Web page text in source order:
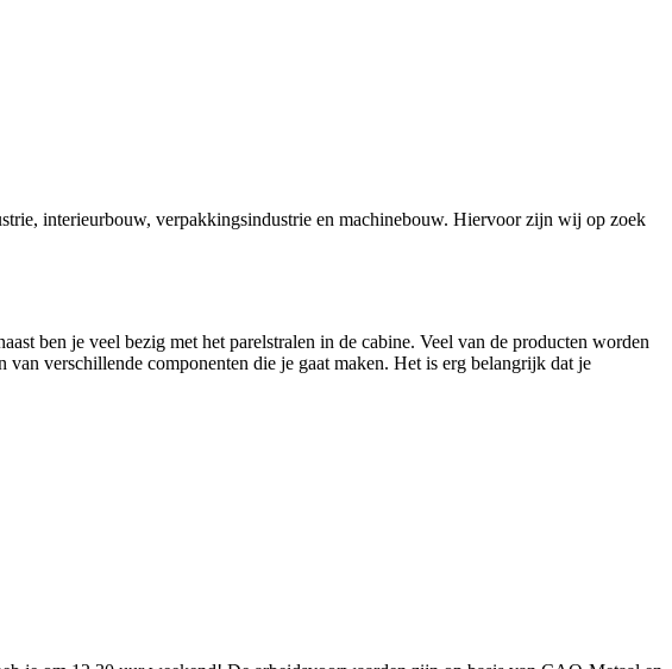
interieurbouw, verpakkingsindustrie en machinebouw. Hiervoor zijn wij op zoek
ben je veel bezig met het parelstralen in de cabine. Veel van de producten worden
verschillende componenten die je gaat maken. Het is erg belangrijk dat je